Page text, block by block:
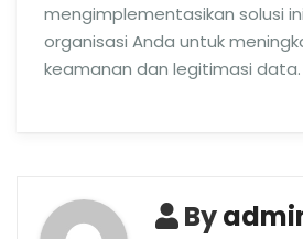
mengimplementasikan solusi
organisasi Anda untuk
keamanan dan legitimasi data.
By